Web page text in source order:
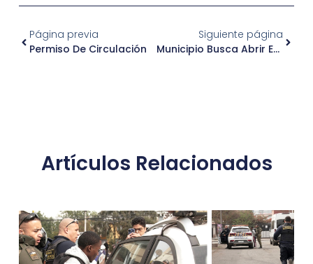
Página previa
Permiso De Circulación
Siguiente página
Municipio Busca Abrir Espacios A La Inclusión
Artículos Relacionados